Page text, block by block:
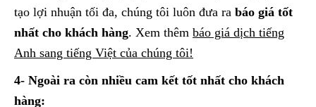
tạo lợi nhuận tối đa, chúng tôi luôn đưa ra báo giá tốt
nhất cho khách hàng. Xem thêm báo giá dịch tiếng
Anh sang tiếng Việt của chúng tôi!
4- Ngoài ra còn nhiều cam kết tốt nhất cho khách
hàng: